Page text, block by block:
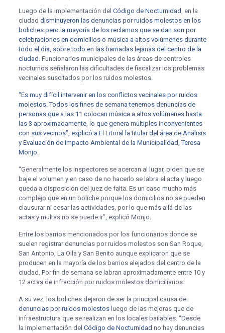
Luego de la implementación del Código de Nocturnidad, en la
ciudad disminuyeron las denuncias por ruidos molestos en los
boliches pero la mayoría de los reclamos que se dan son por
celebraciones en domicilios o música a altos volúmenes durante
todo el día, sobre todo en las barriadas lejanas del centro de la
ciudad . Funcionarios municipales de las áreas de controles
nocturnos señalaron las dificultades de fiscalizar los problemas
vecinales suscitados por los ruidos molestos.
“Es muy difícil intervenir en los conflictos vecinales por ruidos
molestos. Todos los fines de semana tenemos denuncias de
personas que a las 11 colocan música a altos volúmenes hasta
las 3 aproximadamente, lo que genera múltiples inconvenientes
con sus vecinos”, explicó a El Litoral la titular del área de Análisis
y Evaluación de Impacto Ambiental de la Municipalidad, Teresa
Monjo.
“Generalmente los inspectores se acercan al lugar, piden que se
baje el volumen y en caso de no hacerlo se labra el acta y luego
queda a disposición del juez de falta. Es un caso mucho más
complejo que en un boliche porque los domicilios no se pueden
clausurar ni cesar las actividades, por lo que más allá de las
actas y multas no se puede ir”, explicó Monjo.
Entre los barrios mencionados por los funcionarios donde se
suelen registrar denuncias por ruidos molestos son San Roque,
San Antonio, La Olla y San Benito aunque explicaron que se
producen en la mayoría de los barrios alejados del centro de la
ciudad. Por fin de semana se labran aproximadamente entre 10 y
12 actas de infracción por ruidos molestos domiciliarios.
A su vez, los boliches dejaron de ser la principal causa de
denuncias por ruidos molestosluego de las mejoras que de
infraestructura que se realizan en los locales bailables. “Desde
la implementación del Código de Nocturnidad no hay denuncias